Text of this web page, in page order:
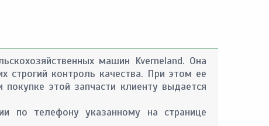
машин Kverneland. Она
строгий контроль качества. При этом ее
этой запчасти клиенту выдается
по телефону указанному на странице